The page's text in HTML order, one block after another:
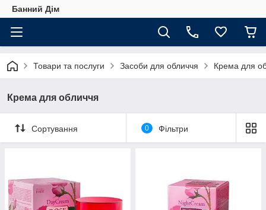
Банний Дім
Товари та послуги Засоби для обличчя Крема для
Крема для обличчя
Сортування 0 Фільтри